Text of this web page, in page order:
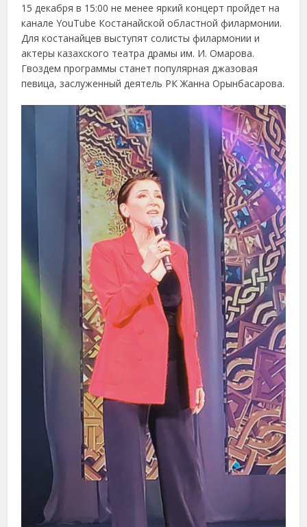
15 декабря в 15:00 не менее яркий концерт пройдет на
канале YouTube Костанайской областной филармонии.
Для костанайцев выступят солисты филармонии и
актеры казахского театра драмы им. И. Омарова.
Гвоздем программы станет популярная джазовая
певица, заслуженный деятель РК Жанна Орынбасарова.